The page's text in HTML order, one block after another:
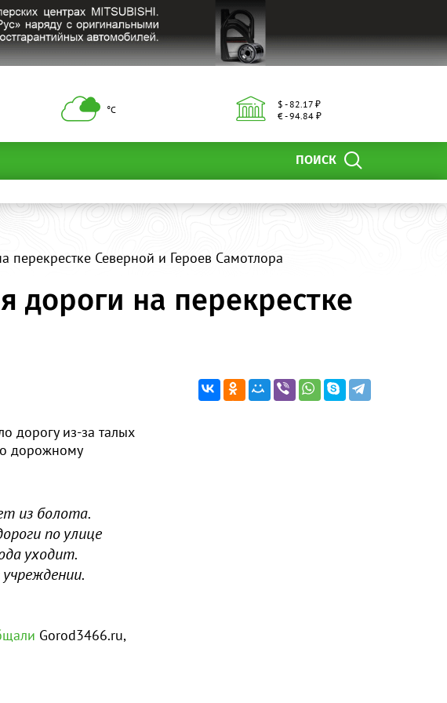
°С
$ - 82.17 ₽
€ - 94.84 ₽
ПОИСК
перекрестке Северной и Героев Самотлора
дороги на перекрестке
дорогу из-за талых
дорожному
из болота.
по улице
уходит.
Gorod3466.ru,